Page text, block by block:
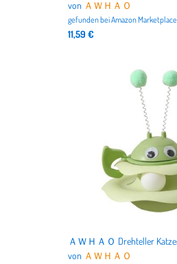
von ＡＷＨＡＯ
gefunden beiAmazon Marketplace
11,59 €
von ＡＷＨＡＯ